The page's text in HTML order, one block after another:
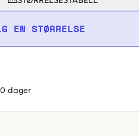
EN STØRRELSE
dager